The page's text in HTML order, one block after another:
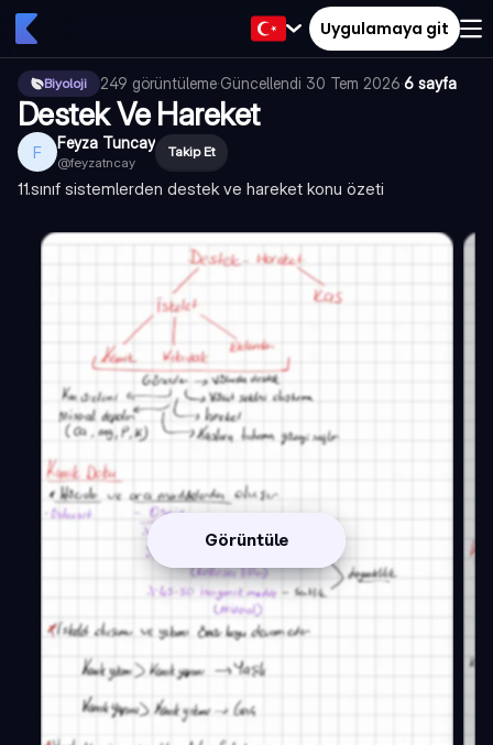
Uygulamaya git
Biyoloji 249 görüntüleme·Güncellendi 30 Tem 2026·6 sayfa
Destek Ve Hareket
F Feyza Tuncay
@feyzatncay
Takip Et
11.sınıf sistemlerden destek ve hareket konu özeti
Görüntüle